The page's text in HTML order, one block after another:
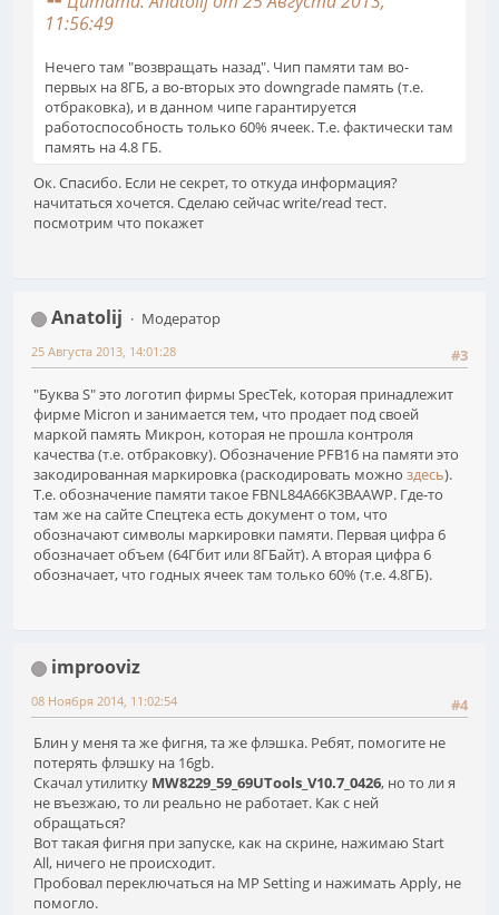
11:56:49
Нечего там "возвращать назад". Чип памяти там во-
первых на 8ГБ, а во-вторых это downgrade память (т.е.
отбраковка), и в данном чипе гарантируется
работоспособность только 60% ячеек. Т.е. фактически там
память на 4.8 ГБ.
Ок. Спасибо. Если не секрет, то откуда информация?
начитаться хочется. Сделаю сейчас write/read тест.
посмотрим что покажет
Anatolij
Модератор
#3
25 Августа 2013, 14:01:28
"Буква S" это логотип фирмы SpecTek, которая принадлежит
фирме Micron и занимается тем, что продает под своей
маркой память Микрон, которая не прошла контроля
качества (т.е. отбраковку). Обозначение PFB16 на памяти это
закодированная маркировка (раскодировать можно здесь).
Т.е. обозначение памяти такое FBNL84A66K3BAAWP. Где-то
там же на сайте Спецтека есть документ о том, что
обозначают символы маркировки памяти. Первая цифра 6
обозначает объем (64Гбит или 8ГБайт). А вторая цифра 6
обозначает, что годных ячеек там только 60% (т.е. 4.8ГБ).
improoviz
#4
08 Ноября 2014, 11:02:54
Блин у меня та же фигня, та же флэшка. Ребят, помогите не
потерять флэшку на 16gb.
Скачал утилитку MW8229_59_69UTools_V10.7_0426, но то ли я
не въезжаю, то ли реально не работает. Как с ней
обращаться?
Вот такая фигня при запуске, как на скрине, нажимаю Start
All, ничего не происходит.
Пробовал переключаться на MP Setting и нажимать Apply, не
помогло.